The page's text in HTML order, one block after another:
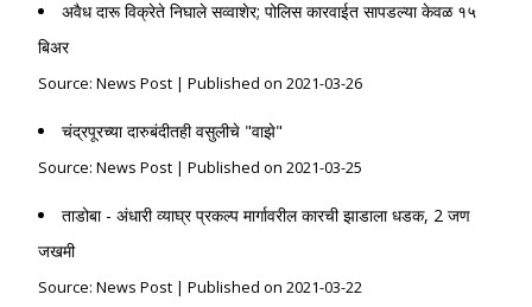
अवैध दारू विक्रेते निघाले सव्वाशेर; पोलिस कारवाईत सापडल्या केवळ १५
बिअर
Source: News Post Published on 2021-03-26
चंद्रपूरच्या दारुबंदीतही वसुलीचे "वाझे"
Source: News Post Published on 2021-03-25
ताडोबा - अंधारी व्याघ्र प्रकल्प मार्गावरील कारची झाडाला धडक, 2 जण
जखमी
Source: News Post Published on 2021-03-22